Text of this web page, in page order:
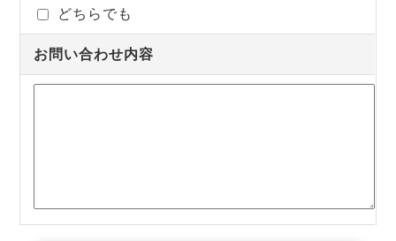
どちらでも
お問い合わせ内容